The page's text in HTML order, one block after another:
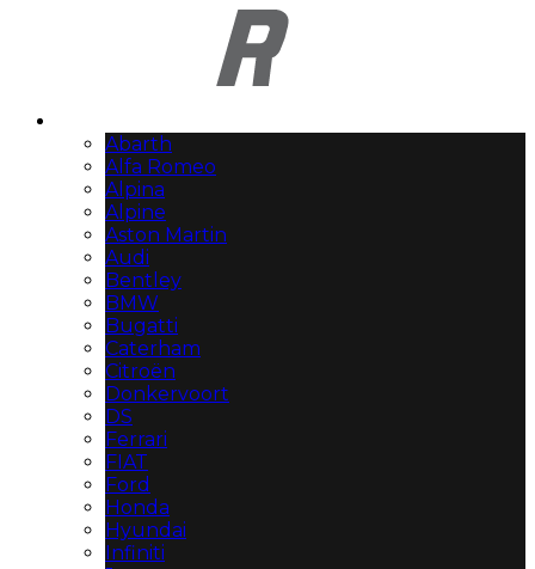
Abarth
Alfa Romeo
Alpina
Alpine
Aston Martin
Audi
Bentley
BMW
Bugatti
Caterham
Citroën
Donkervoort
DS
Ferrari
FIAT
Ford
Honda
Hyundai
Infiniti